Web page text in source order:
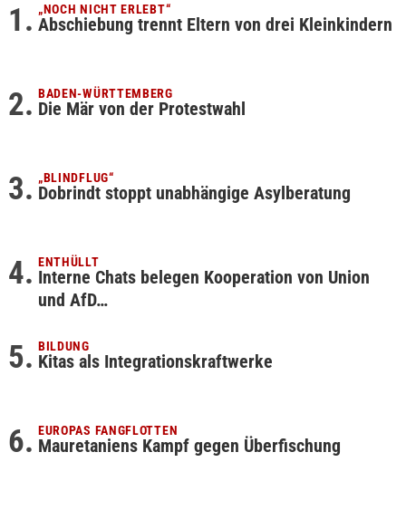
„NOCH NICHT ERLEBT“
Abschiebung trennt Eltern von drei Kleinkindern
BADEN-WÜRTTEMBERG
Die Mär von der Protestwahl
„BLINDFLUG“
Dobrindt stoppt unabhängige Asylberatung
ENTHÜLLT
Interne Chats belegen Kooperation von Union
und AfD…
BILDUNG
Kitas als Integrationskraftwerke
EUROPAS FANGFLOTTEN
Mauretaniens Kampf gegen Überfischung